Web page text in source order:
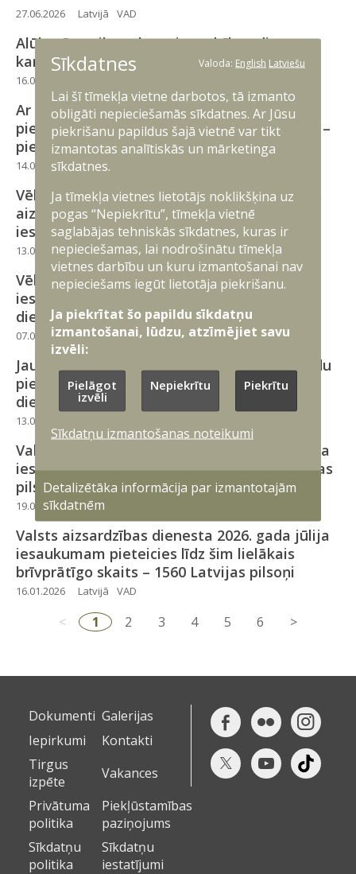
27.06.2026 Latvijā VAD
Alūksnē notiks valsts aizsardzības dienesta
karavīru izlaiduma ceremonija
16.06.2026
Ar lielu atsaucību noslēgusies papildu
pieteikšanās valsts aizsardzības dienestam –
pieteikušies vēl 224 jaunieši
14.04.2026 Latvijā
Vēl tikai šodien iespējams pieteikties valsts
aizsardzības dienesta šī gada jūlija
iesaukumam
13.04.2026 Latvijā VAD
Vēl tikai nedēļa: aicina izmantot pēdējo
iespēju pieteikties valsts aizsardzības
dienesta šī gada jūlija iesaukumam
07.04.2026 Latvijā VAD
Jauniešu lielās intereses dēļ izsludina papildu
pieteikšanos šī gada valsts aizsardzības
dienesta jūlija iesaukumam
13.03.2026
Valsts aizsardzības dienesta 2026. gada jūlija
iesaukumā obligātā kārtā atlasīs 400 Latvijas
pilsoņus
19.01.2026 Latvijā
Valsts aizsardzības dienesta 2026. gada jūlija
iesaukumam pieteicies līdz šim lielākais
brīvprātīgo skaits – 1560 Latvijas pilsoņi
16.01.2026 Latvijā VAD
< 1 2 3 4 5 6 >
Dokumenti Galerijas
Iepirkumi
Kontakti
Tirgus
izpēte
Vakances
Privātuma
politika
Piekļūstamības
paziņojums
Sīkdatņu
politika
Sīkdatņu
iestatījumi
Sīkdatnes Valoda: English Latviešu
Lai šī tīmekļa vietne darbotos, tā izmanto
obligāti nepieciešamās sīkdatnes. Ar Jūsu
piekrišanu papildus šajā vietnē var tikt
izmantotas analītiskās un mārketinga
sīkdatnes.
Ja tīmekļa vietnes lietotājs noklikšķina uz
pogas “Nepiekrītu”, tīmekļa vietnē
saglabājas tehniskās sīkdatnes, kuras ir
nepieciešamas, lai nodrošinātu tīmekļa
vietnes darbību un kuru izmantošanai nav
nepieciešams iegūt lietotāja piekrišanu.
Ja piekrītat šo papildu sīkdatņu
izmantošanai, lūdzu, atzīmējiet savu
izvēli:
Pielāgot
izvēli
Nepiekrītu Piekrītu
Sīkdatņu izmantošanas noteikumi
Detalizētāka informācija par izmantotajām
sīkdatnēm